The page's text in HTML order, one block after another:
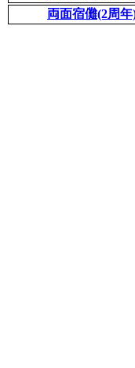
両面宿儺(2周年